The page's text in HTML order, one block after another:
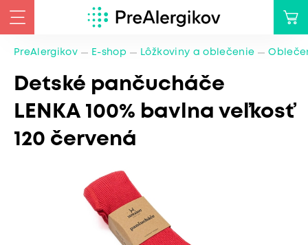
PreAlergikov E-shop Lôžkoviny a oblečenie
Detské pančucháče
LENKA 100% bavlna veľkosť
120 červená